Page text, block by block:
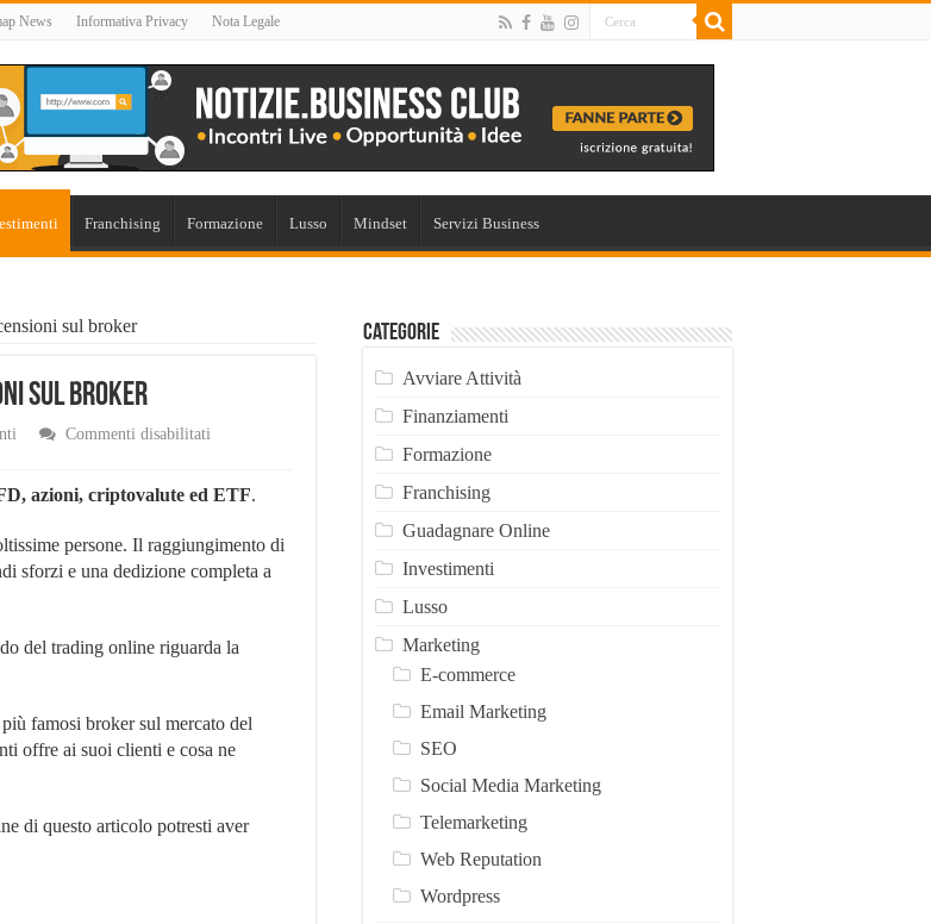
News Informativa Privacy Nota Legale
Franchising Formazione Lusso Mindset Servizi Business
sul broker
sul broker
Commenti disabilitati
funziona?
recensioni
sul
broker
azioni, criptovalute ed ETF.
persone. Il raggiungimento di
sforzi e una dedizione completa a
del trading online riguarda la
famosi broker sul mercato del
offre ai suoi clienti e cosa ne
di questo articolo potresti aver
Categorie
Avviare Attività
Finanziamenti
Formazione
Franchising
Guadagnare Online
Investimenti
Lusso
Marketing
E-commerce
Email Marketing
SEO
Social Media Marketing
Telemarketing
Web Reputation
Wordpress